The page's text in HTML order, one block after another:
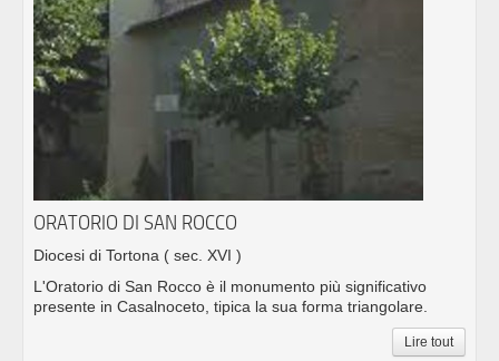
ORATORIO DI SAN ROCCO
Diocesi di Tortona ( sec. XVI )
L'Oratorio di San Rocco è il monumento più significativo
presente in Casalnoceto, tipica la sua forma triangolare.
Lire tout